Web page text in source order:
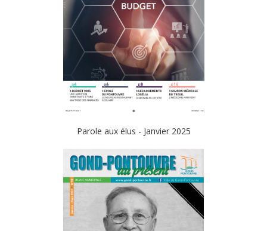
Parole aux élus - Janvier 2025